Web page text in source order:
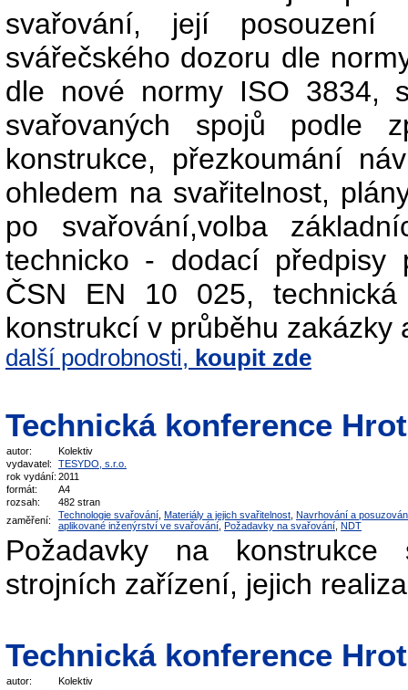
svařování, její
svářečského dozoru dle
dle nové normy ISO 3834,
svařovaných spojů podle
konstrukce, přezkoumání
ohledem na svařitelnost,
po svařování,volba
technicko - dodací předpisy
ČSN EN 10 025,
konstrukcí v průběhu
další podrobnosti, koupit zde
Technická konference
autor:
Kolektiv
vydavatel:
TESYDO, s.r.o.
rok vydání: 2011
formát:
A4
rozsah:
482 stran
zaměření:
Technologie svařování Materiály a jejich svařitelnost Navrhování a
aplikované inženýrství ve svařování Požadavky na svařování NDT
Požadavky na konstrukce
strojních zařízení, jejich
Technická konference
autor:
Kolektiv